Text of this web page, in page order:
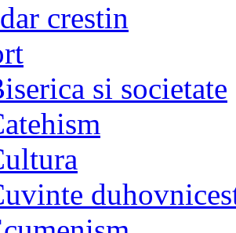
crestin
si societate